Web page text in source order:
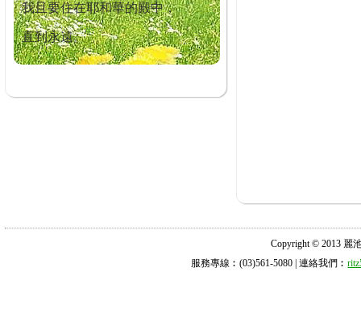
我且要住在耶和華的殿中，
直到永遠。
Copyright © 2013 麗
服務專線︰(03)561-5080 | 連絡我們︰